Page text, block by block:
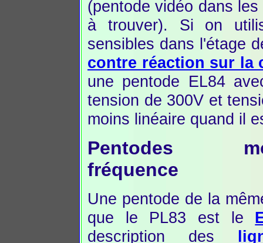
(pentode vidéo dans
à trouver). Si on
sensibles dans l'étage
contre réaction sur la
une pentode EL84
tension de 300V et
moins linéaire quand il
Pentodes
fréquence
Une pentode de la
que le PL83 est le
description des